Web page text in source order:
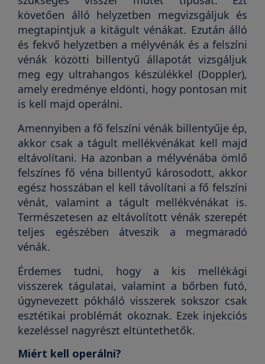
követően álló helyzetben megvizsgáljuk és
megtapintjuk a kitágult vénákat. Ezután álló
és fekvő helyzetben a mélyvénák és a felszíni
vénák közötti billentyű állapotát vizsgáljuk
meg egy ultrahangos készülékkel (Doppler),
amely eredménye eldönti, hogy pontosan mit
is kell majd operálni.
Amennyiben a fő felszíni vénák billentyűje ép,
akkor csak a tágult mellékvénákat kell majd
eltávolítani. Ha azonban a mélyvénába ömlő
felszínes fő véna billentyű károsodott, akkor
egész hosszában el kell távolítani a fő felszíni
vénát, valamint a tágult mellékvénákat is.
Természetesen az eltávolított vénák szerepét
teljes egészében átveszik a megmaradó
vénák.
Érdemes tudni, hogy a kis mellékági
visszerek tágulatai, valamint a bőrben futó,
úgynevezett pókháló visszerek sokszor csak
esztétikai problémát okoznak. Ezek injekciós
kezeléssel nagyrészt eltüntethetők.
Miért kell operálni?